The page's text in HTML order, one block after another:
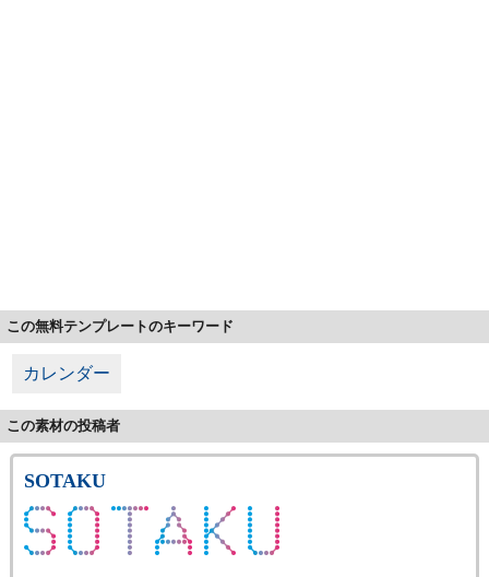
この無料テンプレートのキーワード
カレンダー
この素材の投稿者
SOTAKU